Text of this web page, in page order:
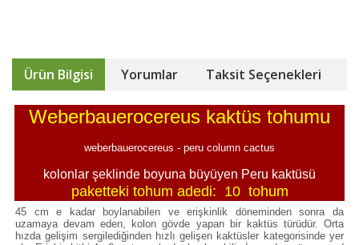
Ürün Bilgisi Yorumlar Taksit Seçenekleri
Weberbauerocereus kaktüs tohumu
weberbauerocereus - peru column cactus
kolonlar şeklinde boyuna büyüyen Peru kaktüsü
paketteki tohum adedi: 10 tohum
45 cm e kadar boylanabilen ve erişkinlik döneminden sonra da
uzamaya devam eden, kolon gövde yapan bir kaktüs türüdür. Orta
hızda gelişim sergilediğinden hızlı gelişen kaktüsler kategorisinde yer